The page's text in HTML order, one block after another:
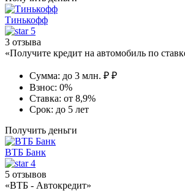
Тинькофф
5
3 отзыва
«Получите кредит на автомобиль по
Сумма: до 3 млн. ₽ ₽
Взнос: 0%
Ставка: от 8,9%
Срок: до 5 лет
Получить деньги
ВТБ Банк
4
5 отзывов
«ВТБ - Автокредит»